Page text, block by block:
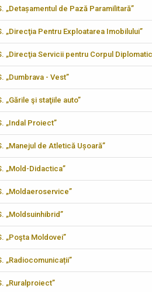
„Detașamentul de Pază Paramilitară”
„Direcţia Pentru Exploatarea Imobilului”
„Direcţia Servicii pentru Corpul
„Dumbrava - Vest”
„Gările şi staţiile auto”
„Indal Proiect”
„Manejul de Atletică Ușoară”
„Mold-Didactica”
„Moldaeroservice”
„Moldsuinhibrid”
„Poşta Moldovei”
„Radiocomunicații”
„Ruralproiect”